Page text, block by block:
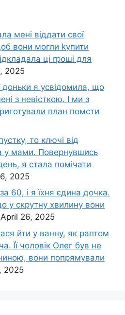
мені віддати свої
вони могли kупити
ці rроші для
2025
доньки я усвідомила, що
з невісткою. І ми з
план помсти
то ключі від
у мами. Повернувшись
я стала помічати
2025
60, і я їхня єдина дочка.
у скрутну хвилину вони
April 26, 2025
йти у ванну, як раптом
Її чоловік Олег був не
вони попрямували
2025